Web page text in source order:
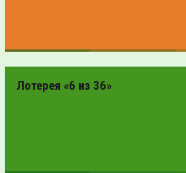
ПРОВЕРИТЬ
БИЛЕТ
Лотерея «6 из 36»